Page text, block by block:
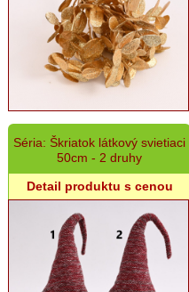
Séria: Škriatok látkový svietiaci
50cm - 2 druhy
Detail produktu s cenou